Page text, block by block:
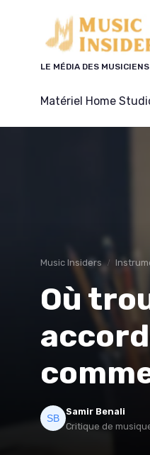
LE MÉDIA DES
Matériel Home
Music Insiders
Où
Samir Benali
Critique de